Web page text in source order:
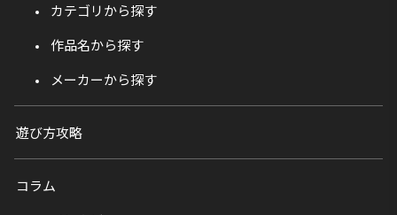
カテゴリから探す
作品名から探す
メーカーから探す
遊び方攻略
コラム